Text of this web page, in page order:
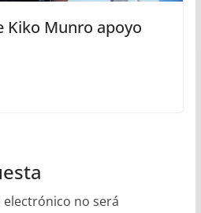
Kiko Munro apoyo
no será